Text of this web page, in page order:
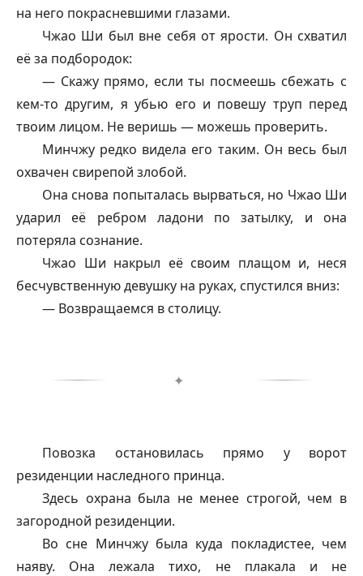
на него покрасневшими глазами.
Чжао Ши был вне себя от ярости. Он схватил
её за подбородок:
— Скажу прямо, если ты посмеешь сбежать с
кем-то другим, я убью его и повешу труп перед
твоим лицом. Не веришь — можешь проверить.
Минчжу редко видела его таким. Он весь был
охвачен свирепой злобой.
Она снова попыталась вырваться, но Чжао Ши
ударил её ребром ладони по затылку, и она
потеряла сознание.
Чжао Ши накрыл её своим плащом и, неся
бесчувственную девушку на руках, спустился вниз:
— Возвращаемся в столицу.
✦
Повозка остановилась прямо у ворот
резиденции наследного принца.
Здесь охрана была не менее строгой, чем в
загородной резиденции.
Во сне Минчжу была куда покладистее, чем
наяву. Она лежала тихо, не плакала и не